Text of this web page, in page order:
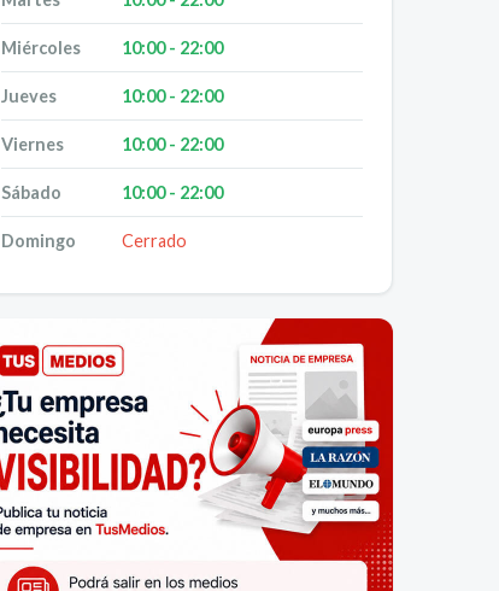
Miércoles 10:00 - 22:00
Jueves 10:00 - 22:00
Viernes 10:00 - 22:00
Sábado 10:00 - 22:00
Domingo Cerrado